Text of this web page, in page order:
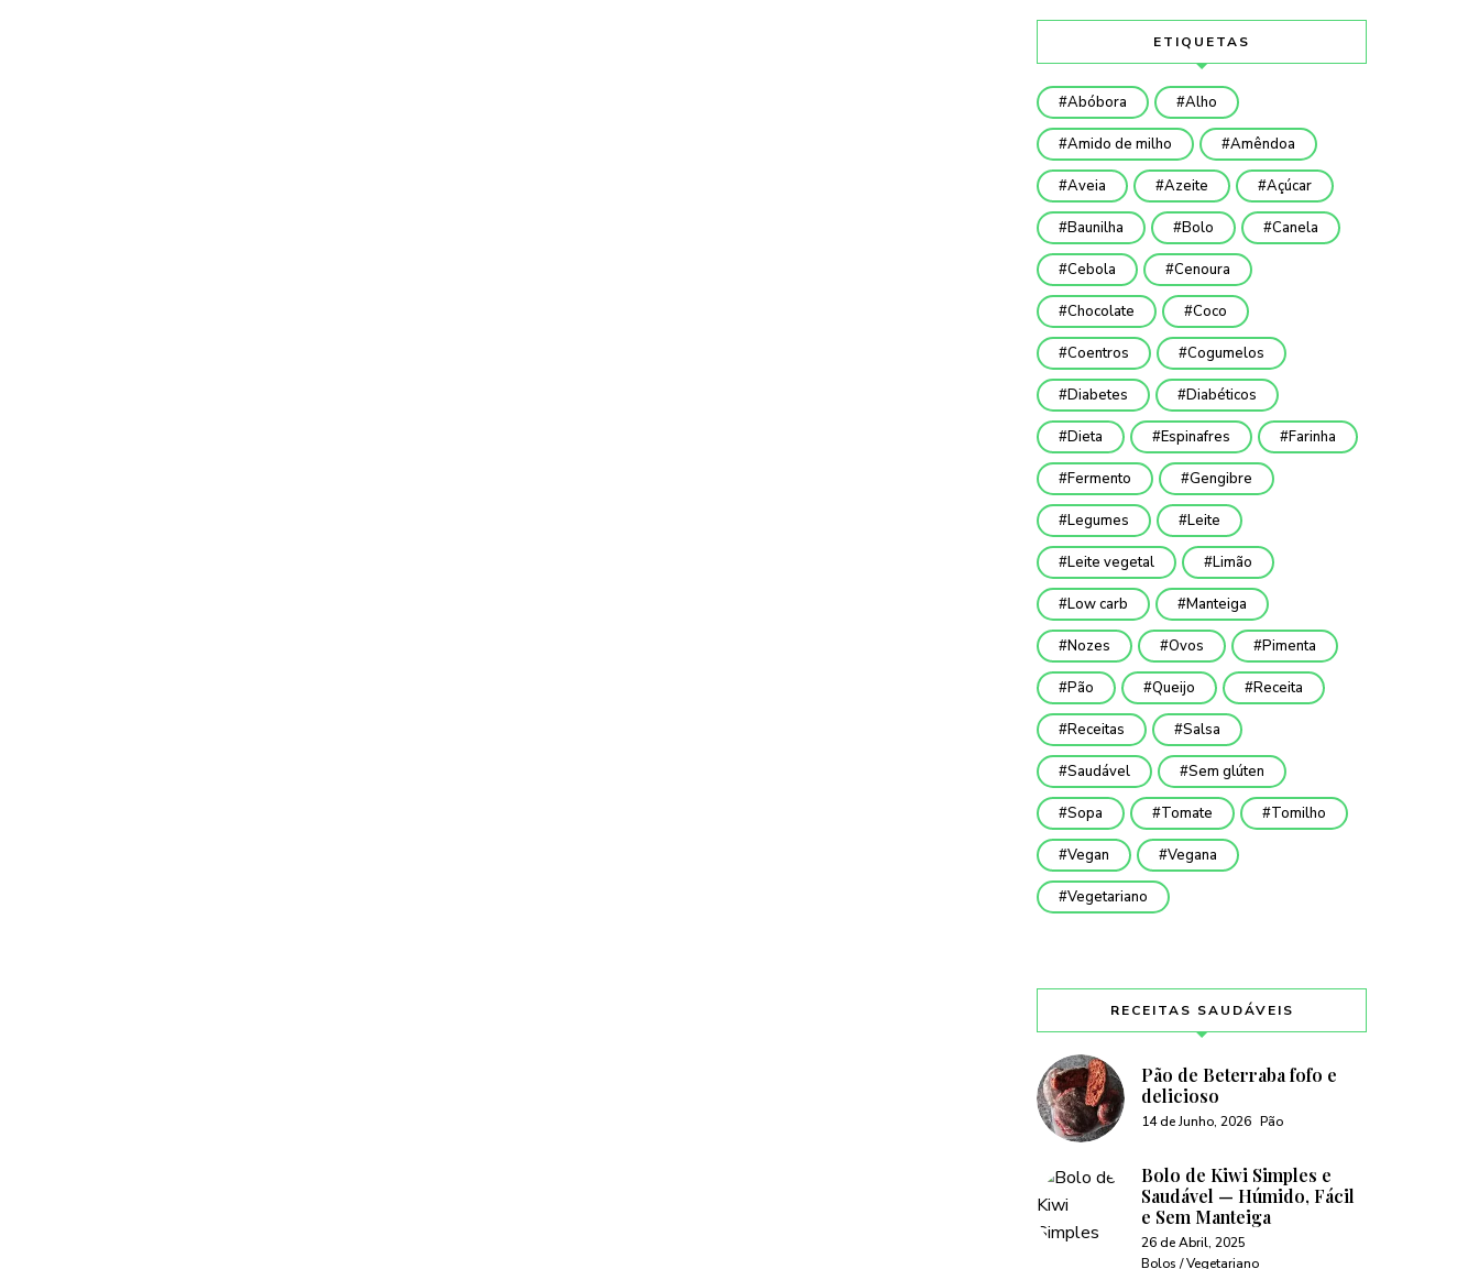
ETIQUETAS
Abóbora Alho
Amido de milho Amêndoa
Aveia Azeite Açúcar
Baunilha Bolo Canela
Cebola Cenoura
Chocolate Coco
Coentros Cogumelos
Diabetes Diabéticos
Dieta Espinafres Farinha
Fermento Gengibre
Legumes Leite
Leite vegetal Limão
Low carb Manteiga
Nozes Ovos Pimenta
Pão Queijo Receita
Receitas Salsa
Saudável Sem glúten
Sopa Tomate Tomilho
Vegan Vegana
Vegetariano
RECEITAS SAUDÁVEIS
Pão de Beterraba fofo e
delicioso
14 de Junho, 2026 Pão
Bolo de Kiwi Simples e
Saudável — Húmido, Fácil
e Sem Manteiga
26 de Abril, 2025
Bolos / Vegetariano